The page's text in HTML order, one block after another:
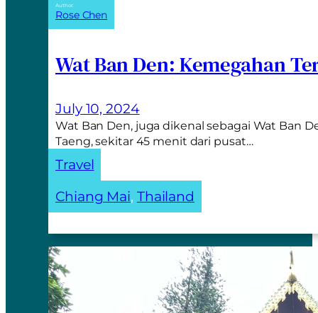
Author:
Rose Chen
Wat Ban Den: Kemegahan
July 10, 2024
Wat Ban Den, juga dikenal sebagai Wat Ban
Taeng, sekitar 45 menit dari pusat…
Travel
Chiang Mai, Thailand